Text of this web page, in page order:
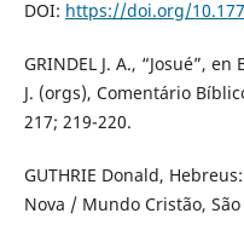
DOI: https://doi.org/
GRINDEL J. A., “Josué”,
J. (orgs), Comentário
217; 219-220.
GUTHRIE Donald,
Nova / Mundo Cristão, São